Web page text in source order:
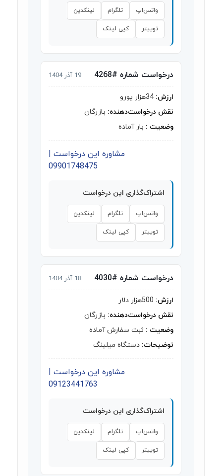
واتس‌اپ تلگرام لینکدین
توییتر کپی لینک
درخواست شماره #4268 19 آذر 1404
ارزش:
نقش درخواست‌دهنده: بازرگان
وضعیت : بار آماده
مشاوره این درخواست |
09901748475
اشتراک‌گذاری این درخواست
واتس‌اپ تلگرام لینکدین
توییتر کپی لینک
درخواست شماره #4030 18 آذر 1404
ارزش:
نقش درخواست‌دهنده: بازرگان
وضعیت : ثبت سفارش آماده
توضیحات: دستگاه میلینگ
مشاوره این درخواست |
09123441763
اشتراک‌گذاری این درخواست
واتس‌اپ تلگرام لینکدین
توییتر کپی لینک